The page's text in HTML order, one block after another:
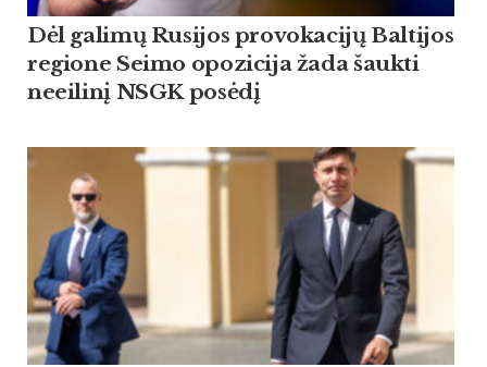
Dėl galimų Rusijos provokacijų Baltijos
regione Seimo opozicija žada šaukti
neeilinį NSGK posėdį